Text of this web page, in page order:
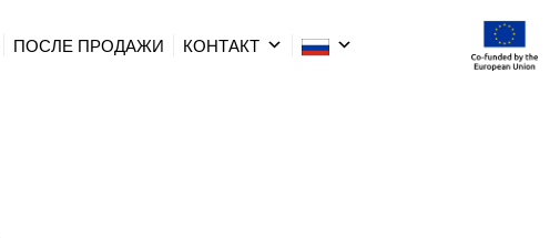
ПОСЛЕ ПРОДАЖИ КОНТАКТ